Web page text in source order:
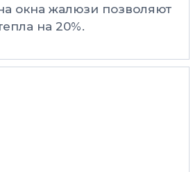
окна жалюзи позволяют
на 20%.